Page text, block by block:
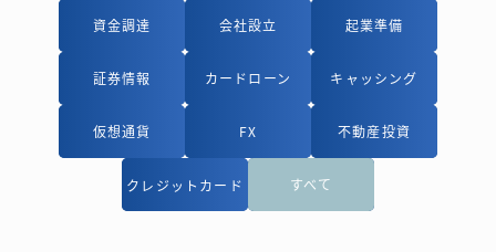
資金調達
資金調達 会社設立
会社設立 起業準備
起業準備
証券情報
証券情報 カードローン
カードローン キャッシング
キャッシング
仮想通貨
仮想通貨 FX
FX 不動産投資
不動産投資
クレジットカード
クレジットカード すべて
すべて